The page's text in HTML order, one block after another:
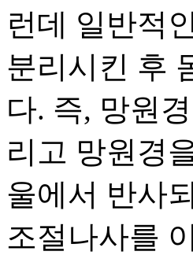
런데 일반적
분리시킨 후
다. 즉, 망원
리고 망원경
울에서 반사
조절나사를